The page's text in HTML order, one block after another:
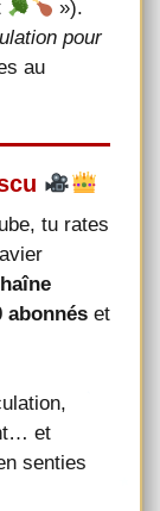
»).
pour
au
tu rates
abonnés et
et
senties